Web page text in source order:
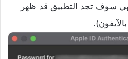
سوف تجد التطبيق قد ظهر